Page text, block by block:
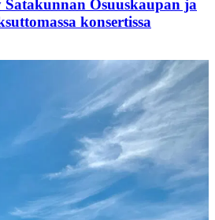
Satakunnan Osuuskaupan ja
konsertissa